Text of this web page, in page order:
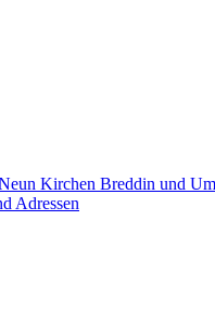
Kirchen Breddin und
Adressen